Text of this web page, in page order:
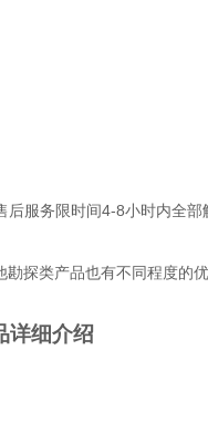
后服务限时间4-8小时内全部
探类产品也有不同程度的
详细介绍